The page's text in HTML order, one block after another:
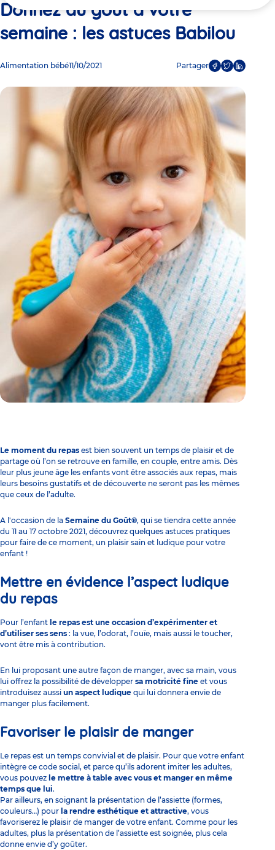
ici
Donnez du goût à votre
semaine : les astuces Babilou
Alimentation bébé11/10/2021 Partager
Le moment du repas est bien souvent un temps de plaisir et de
partage où l’on se retrouve en famille, en couple, entre amis. Dès
leur plus jeune âge les enfants vont être associés aux repas, mais
leurs besoins gustatifs et de découverte ne seront pas les mêmes
que ceux de l’adulte.
A l'occasion de la Semaine du Goût®, qui se tiendra cette année
du 11 au 17 octobre 2021, découvrez quelques astuces pratiques
pour faire de ce moment, un plaisir sain et ludique pour votre
enfant !
Mettre en évidence l’aspect ludique
du repas
Pour l’enfant le repas est une occasion d’expérimenter et
d’utiliser ses sens : la vue, l’odorat, l’ouïe, mais aussi le toucher,
vont être mis à contribution.
En lui proposant une autre façon de manger, avec sa main, vous
lui offrez la possibilité de développer sa motricité fine et vous
introduisez aussi un aspect ludique qui lui donnera envie de
manger plus facilement.
Favoriser le plaisir de manger
Le repas est un temps convivial et de plaisir. Pour que votre enfant
intègre ce code social, et parce qu’ils adorent imiter les adultes,
vous pouvez le mettre à table avec vous et manger en même
temps que lui.
Par ailleurs, en soignant la présentation de l’assiette (formes,
couleurs…) pour la rendre esthétique et attractive, vous
favoriserez le plaisir de manger de votre enfant. Comme pour les
adultes, plus la présentation de l’assiette est soignée, plus cela
donne envie d’y goûter.